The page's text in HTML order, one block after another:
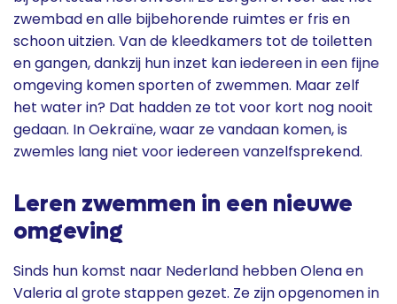
zwembad en alle bijbehorende ruimtes er fris en
schoon uitzien. Van de kleedkamers tot de toiletten
en gangen, dankzij hun inzet kan iedereen in een fijne
omgeving komen sporten of zwemmen. Maar zelf
het water in? Dat hadden ze tot voor kort nog nooit
gedaan. In Oekraïne, waar ze vandaan komen, is
zwemles lang niet voor iedereen vanzelfsprekend.
Leren zwemmen in een nieuwe
omgeving
Sinds hun komst naar Nederland hebben Olena en
Valeria al grote stappen gezet. Ze zijn opgenomen in